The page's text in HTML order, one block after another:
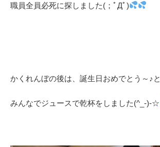
職員全員必死に探しました(；ﾟДﾟ)
かくれんぼの後は、誕生日おめでとう～♪と
みんなでジュースで乾杯をしました(^_-)-☆